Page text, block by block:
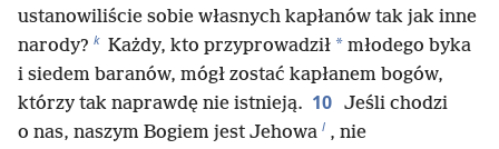
ustanowiliście sobie własnych kapłanów tak jak inne
narody? k Każdy, kto przyprowadził * młodego byka
i siedem baranów, mógł zostać kapłanem bogów,
którzy tak naprawdę nie istnieją. 10 Jeśli chodzi
o nas, naszym Bogiem jest Jehowa l , nie